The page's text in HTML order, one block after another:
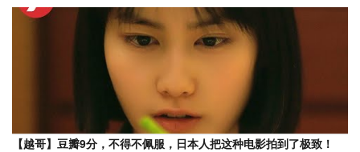
【越哥】豆瓣9分，不得不佩服，日本人把这种电影拍到了极致！